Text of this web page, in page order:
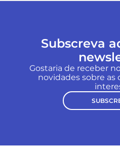
Subscreva
Gostaria de receber
novidades sobre as